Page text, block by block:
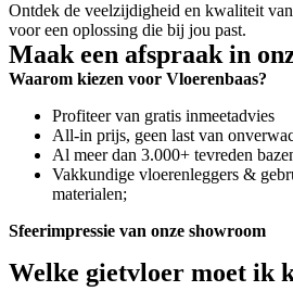
Ontdek de veelzijdigheid en kwaliteit
voor een oplossing die bij jou past.
Maak een afspraak in
Waarom kiezen voor Vloerenbaas?
Profiteer van gratis inmeetadvies
All-in prijs, geen last van
Al meer dan 3.000+ tevreden
Vakkundige vloerenleggers &
materialen;
Sfeerimpressie van onze showroom
Welke gietvloer moet ik